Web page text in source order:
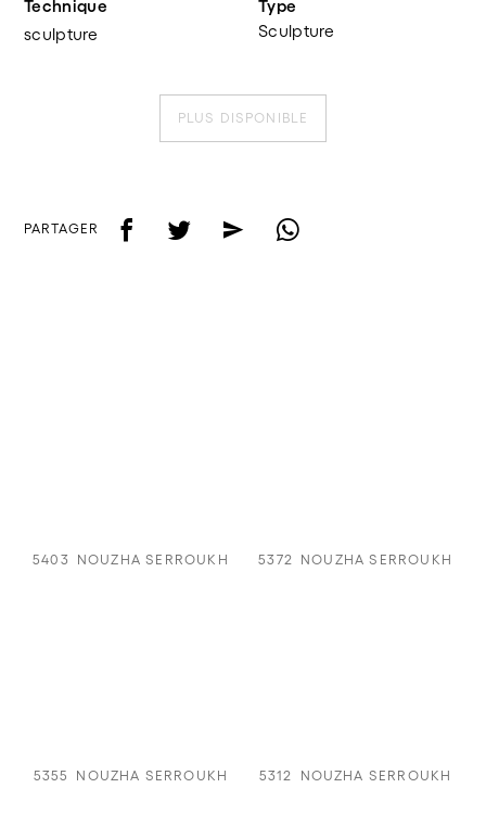
Technique
sculpture
Type
Sculpture
PLUS DISPONIBLE
PARTAGER f t e w
5403 NOUZHA SERROUKH 5372 NOUZHA SERROUKH
5355 NOUZHA SERROUKH 5312 NOUZHA SERROUKH